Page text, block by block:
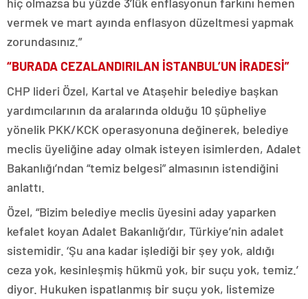
vermek ve mart ayında enflasyon düzeltmesi yapmak
zorundasınız.”
“BURADA CEZALANDIRILAN İSTANBUL’UN İRADESİ”
CHP lideri Özel, Kartal ve Ataşehir belediye başkan
yardımcılarının da aralarında olduğu 10 şüpheliye
yönelik PKK/KCK operasyonuna değinerek, belediye
meclis üyeliğine aday olmak isteyen isimlerden, Adalet
Bakanlığı’ndan “temiz belgesi” almasının istendiğini
anlattı.
Özel, “Bizim belediye meclis üyesini aday yaparken
kefalet koyan Adalet Bakanlığı’dır, Türkiye’nin adalet
sistemidir. ‘Şu ana kadar işlediği bir şey yok, aldığı
ceza yok, kesinleşmiş hükmü yok, bir suçu yok, temiz.’
diyor. Hukuken ispatlanmış bir suçu yok, listemize